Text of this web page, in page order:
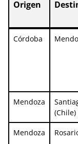
Origen
Origen
Córdoba
Mendoza
(Chile)
Mendoza